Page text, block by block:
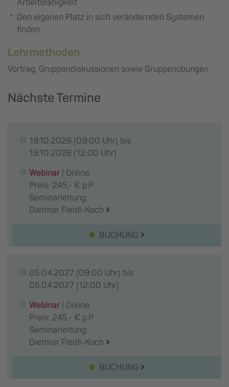
Arbeitsfähigkeit
Den eigenen Platz in sich verändernden Systemen
finden
Lehrmethoden
Vortrag, Gruppendiskussionen sowie Gruppenübungen
Nächste Termine
19.10.2026 (09:00 Uhr) bis
19.10.2026 (12:00 Uhr)
Webinar
Online
Preis: 245,- € p.P.
Seminarleitung:
Dietmar Fleidl-Koch
BUCHUNG
05.04.2027 (09:00 Uhr) bis
05.04.2027 (12:00 Uhr)
Webinar
Online
Preis: 245,- € p.P.
Seminarleitung:
Dietmar Fleidl-Koch
BUCHUNG